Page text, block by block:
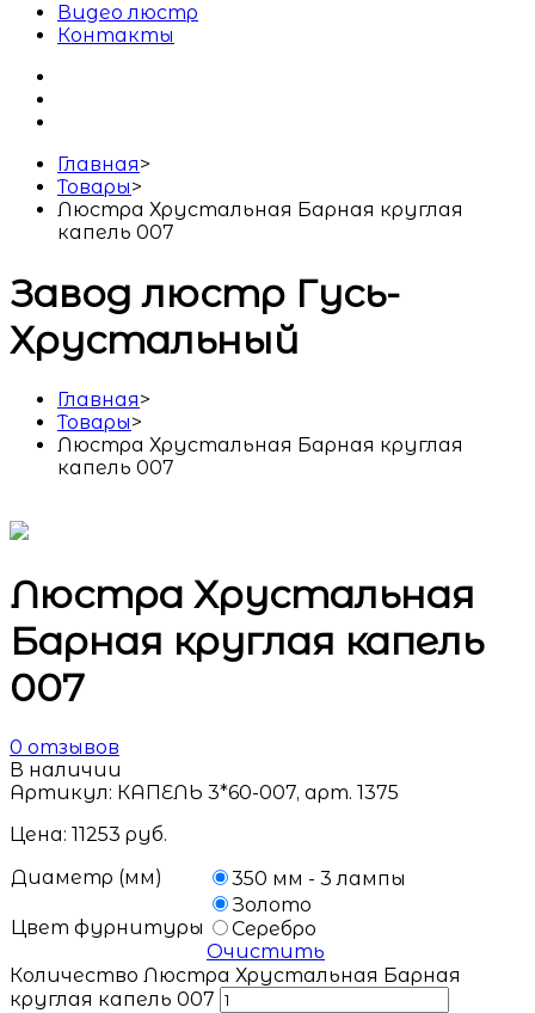
Видео люстр
Контакты
Главная>
Товары>
Люстра Хрустальная Барная круглая
капель 007
Завод люстр Гусь-
Хрустальный
Главная>
Товары>
Люстра Хрустальная Барная круглая
капель 007
Люстра Хрустальная
Барная круглая капель
007
0 отзывов
В наличии
Артикул: КАПЕЛЬ 3*60-007, арт. 1375
Цена: 11253 руб.
Диаметр (мм)
350 мм - 3 лампы
Цвет фурнитуры
Золото
Серебро
Очистить
Количество Люстра Хрустальная Барная
круглая капель 007